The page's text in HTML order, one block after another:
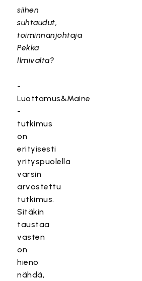
siihen
suhtaudut,
toiminnanjohtaja
Pekka
Ilmivalta?
-
Luottamus&Maine
-
tutkimus
on
erityisesti
yrityspuolella
varsin
arvostettu
tutkimus.
Sitäkin
taustaa
vasten
on
hieno
nähdä,